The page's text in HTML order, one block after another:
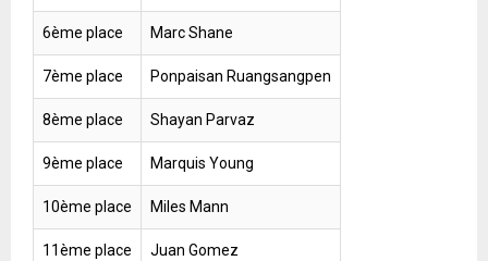
6ème place Marc Shane
7ème place Ponpaisan Ruangsangpen
8ème place Shayan Parvaz
9ème place Marquis Young
10ème place Miles Mann
11ème place Juan Gomez